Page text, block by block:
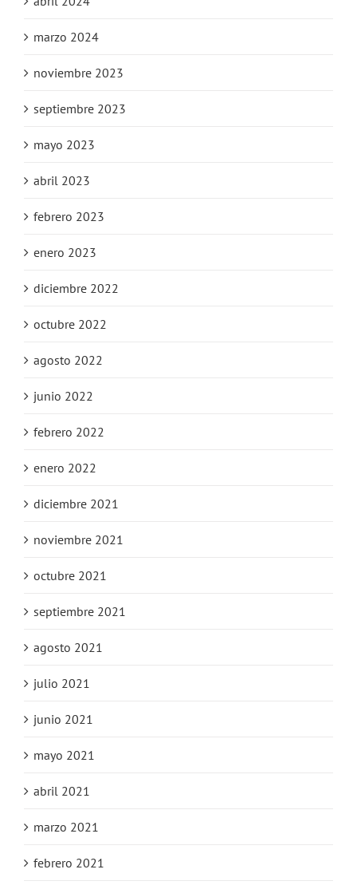
marzo 2024
noviembre 2023
septiembre 2023
mayo 2023
abril 2023
febrero 2023
enero 2023
diciembre 2022
octubre 2022
agosto 2022
junio 2022
febrero 2022
enero 2022
diciembre 2021
noviembre 2021
octubre 2021
septiembre 2021
agosto 2021
julio 2021
junio 2021
mayo 2021
abril 2021
marzo 2021
febrero 2021